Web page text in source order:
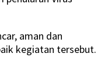
aman dan
kegiatan tersebut.